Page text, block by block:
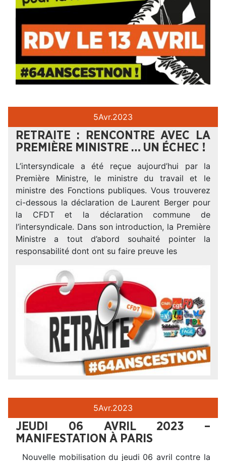
5Avr.2023
RETRAITE : RENCONTRE AVEC LA
PREMIÈRE MINISTRE … UN ÉCHEC !
L’intersyndicale a été reçue aujourd’hui par la
Première Ministre, le ministre du travail et le
ministre des Fonctions publiques. Vous trouverez
ci-dessous la déclaration de Laurent Berger pour
la CFDT et la déclaration commune de
l’intersyndicale. Dans son introduction, la Première
Ministre a tout d’abord souhaité pointer la
responsabilité dont ont su faire preuve les
5Avr.2023
JEUDI 06 AVRIL 2023 –
MANIFESTATION À PARIS
Nouvelle mobilisation du jeudi 06 avril contre la